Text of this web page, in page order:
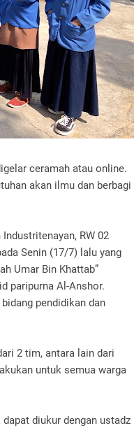
ceramah atau online.
akan ilmu dan berbagi
RW 02
Senin (17/7) lalu yang
Umar Bin Khattab”
paripurna Al-Anshor.
pendidikan dan
2 tim, antara lain dari
untuk semua warga
diukur dengan ustadz